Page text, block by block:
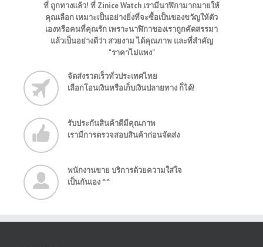
ที่ ถูกทางแล้ว! ที่ Zinice Watch เรามีนาฬิกามากมายให้
คุณเลือก เหมาะเป็นอย่างยิ่งที่จะซื้อเป็นของขวัญให้ตัว
เองหรือคนที่คุณรัก เพราะนาฬิกาของเราถูกคัดสรรมา
แล้วเป็นอย่างดีว่า สวยงาม ได้คุณภาพ และที่สำคัญ
"ราคาไม่แพง"
จัดส่งรวดเร็วทั่วประเทศไทย
เลือกโอนเงินหรือเก็บเงินปลายทาง ก็ได้!
รับประกันสินค้าดีมีคุณภาพ
เรามีการตรวจสอบสินค้าก่อนจัดส่ง
พนักงานขาย บริการด้วยความใส่ใจ
เป็นกันเอง ^^